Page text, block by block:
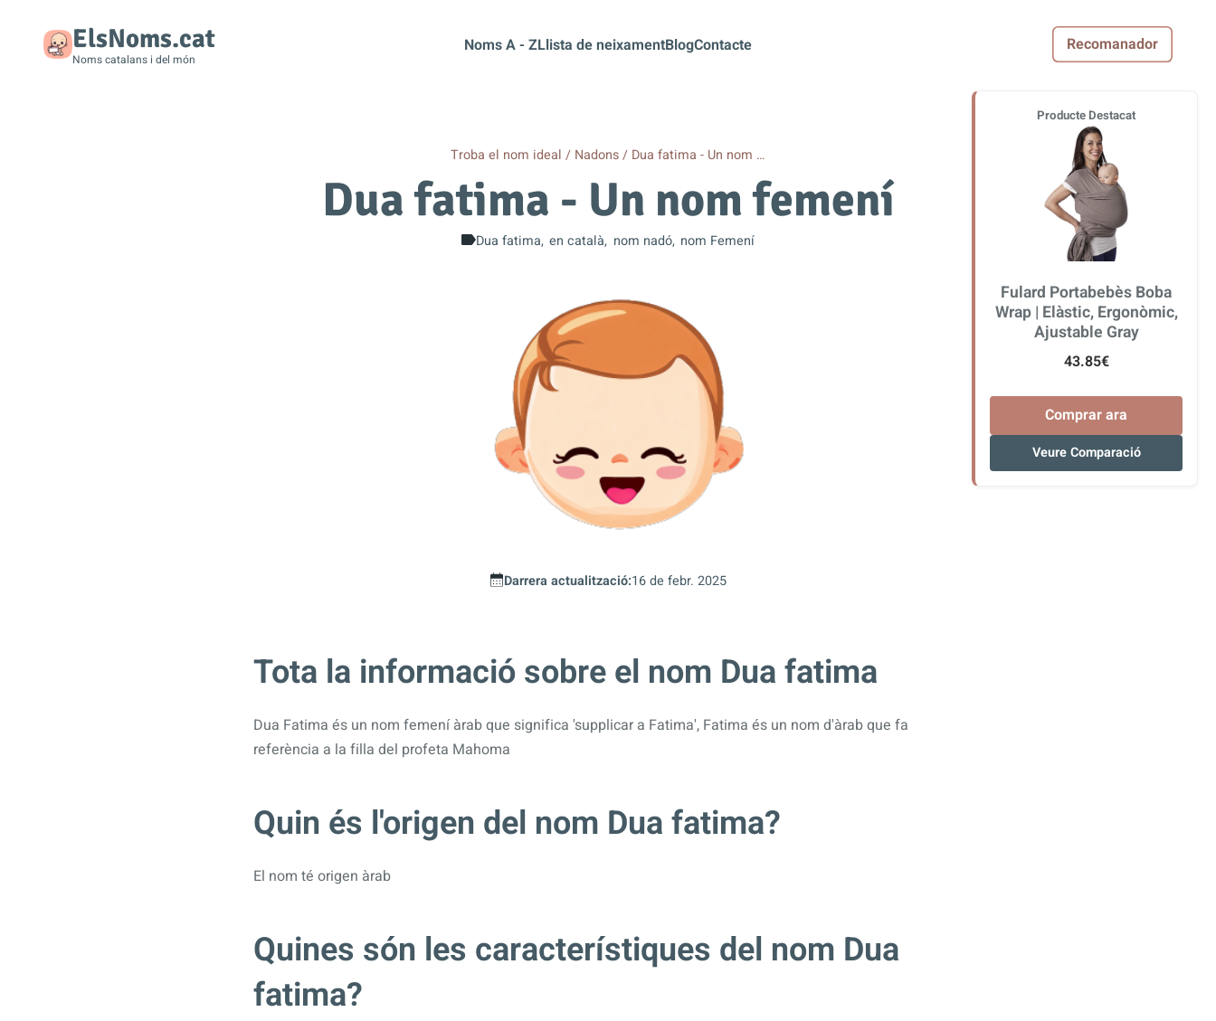
ElsNoms.cat
Noms catalans i del món
Noms A - ZLlista de neixamentBlogContacte Recomanador
Troba el nom ideal Nadons Dua fatima - Un nom …
Dua fatima - Un nom femení
Dua fatima en català nom nadó nom Femení
Darrera actualització:16 de febr. 2025
Tota la informació sobre el nom Dua fatima
Dua Fatima és un nom femení àrab que significa 'supplicar a Fatima', Fatima és un nom d'àrab que fa
referència a la filla del profeta Mahoma
Quin és l'origen del nom Dua fatima?
El nom té origen àrab
Quines són les característiques del nom Dua
fatima?
Producte Destacat
Fulard Portabebès Boba
Wrap | Elàstic, Ergonòmic,
Ajustable Gray
43.85€
Comprar ara
Veure Comparació